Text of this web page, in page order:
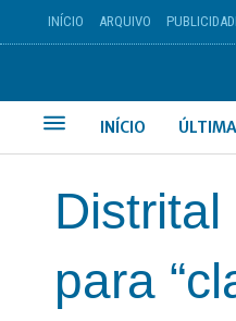
INÍCIO ARQUIVO
INÍCIO
para